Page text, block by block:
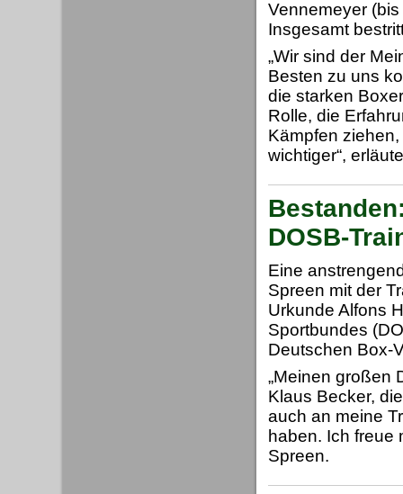
Vennemeyer
Insgesamt
„Wir sind der
Besten zu uns
die starken
Rolle, die
Kämpfen
wichtiger“,
DOSB-
Eine
Spreen mit der
Urkunde Alfons
Sportbundes
Deutschen Box-
„Meinen großen
Klaus Becker,
auch an meine
haben. Ich freue
Spreen.